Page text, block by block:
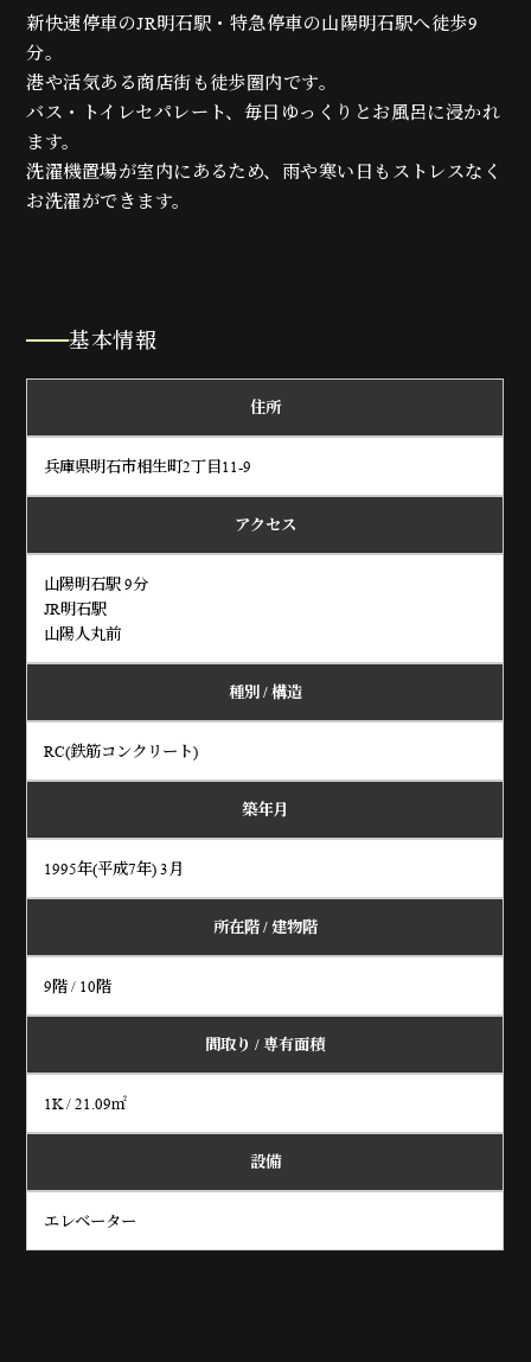
新快速停車のJR明石駅・特急停車の山陽明石駅へ徒歩9
分。
港や活気ある商店街も徒歩圏内です。
バス・トイレセパレート、毎日ゆっくりとお風呂に浸かれ
ます。
洗濯機置場が室内にあるため、雨や寒い日もストレスなく
お洗濯ができます。
基本情報
住所
兵庫県明石市相生町2丁目11-9
アクセス
山陽明石駅 9分
JR明石駅
山陽人丸前
種別 / 構造
RC(鉄筋コンクリート)
築年月
1995年(平成7年) 3月
所在階 / 建物階
9階 / 10階
間取り / 専有面積
1K / 21.09㎡
設備
エレベーター